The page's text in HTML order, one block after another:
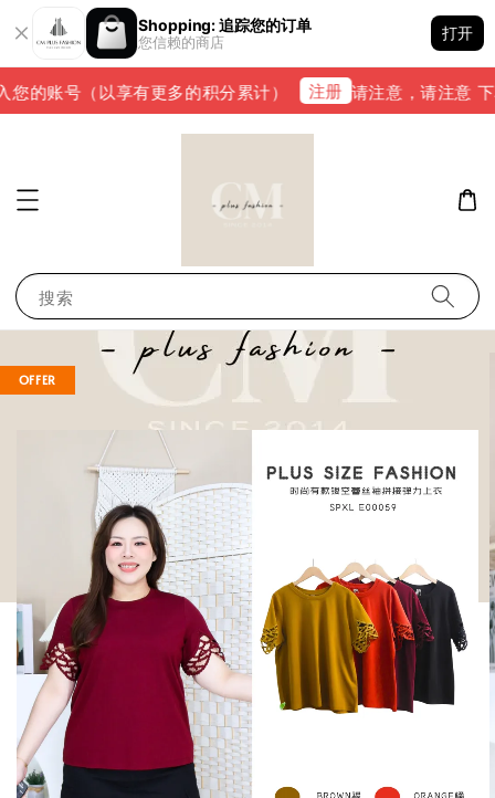
Shopping: 追踪您的订单
您信赖的商店
打开
的账号（以享有更多的积分累计） 注册 请注意，请注意 下
搜索
OFFER